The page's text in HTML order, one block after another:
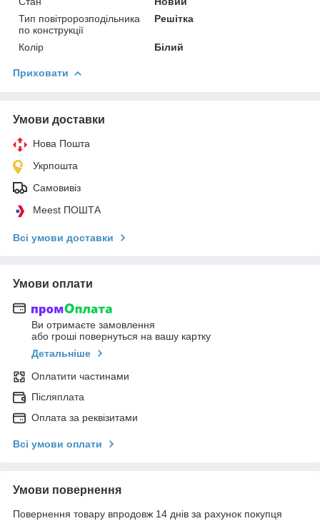
Тип повітророзподільника
по конструкції
Решітка
Колір Білий
Приховати
Умови доставки
Нова Пошта
Укрпошта
Самовивіз
Meest ПОШТА
Всі умови доставки
Умови оплати
Ви отримаєте замовлення
або гроші повернуться на вашу картку
Детальніше
Оплатити частинами
Післяплата
Оплата за реквізитами
Всі умови оплати
Умови повернення
Повернення товару впродовж 14 днів за рахунок покупця